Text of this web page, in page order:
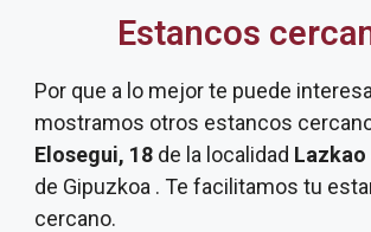
Estancos
Por que a lo mejor te puede
mostramos otros estancos
Elosegui, 18 de la localidad Lazkao
de Gipuzkoa . Te facilitamos tu
cercano.